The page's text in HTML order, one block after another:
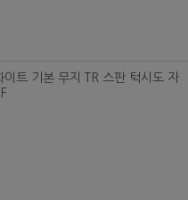
트 기본 무지 TR 스판 턱시도 자